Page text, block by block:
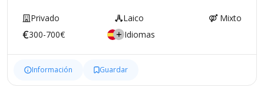
Privado Laico
Mixto
300-700€
Idiomas
Información Guardar